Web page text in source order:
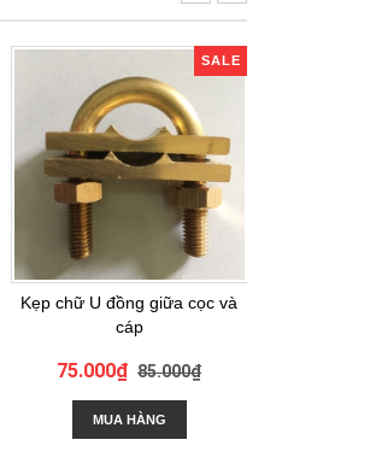
SALE
Kẹp chữ U đồng giữa cọc và
cáp
75.000₫ 85.000₫
MUA HÀNG